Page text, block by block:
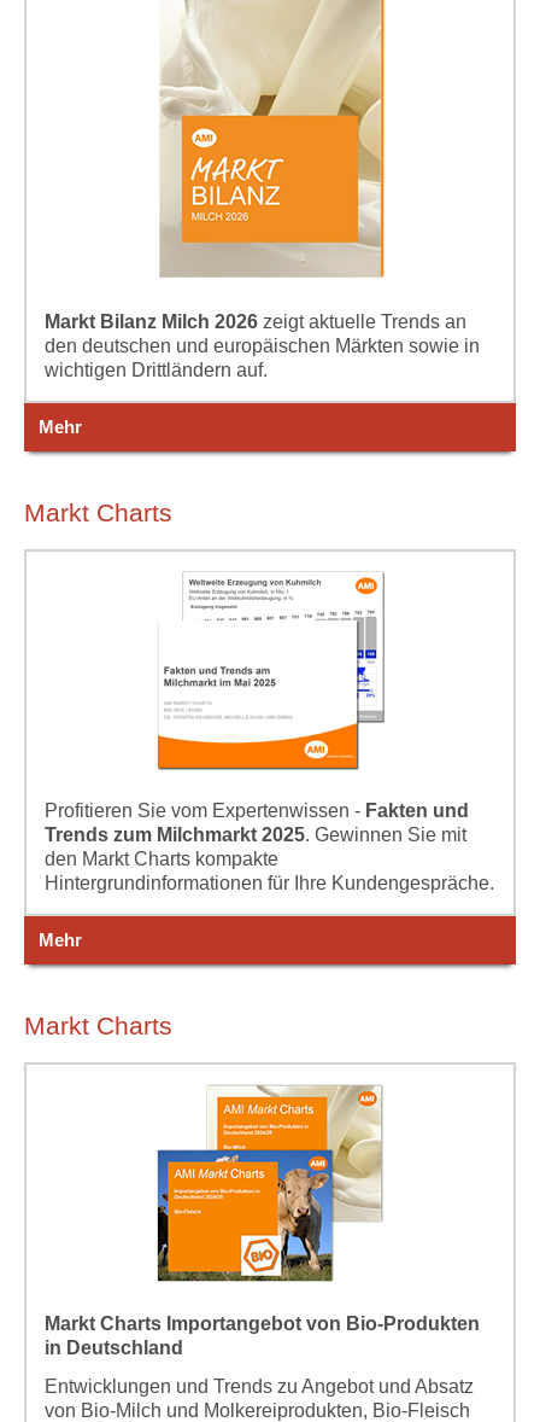
Markt Bilanz Milch 2026 zeigt aktuelle Trends an
den deutschen und europäischen Märkten sowie in
wichtigen Drittländern auf.
Mehr
Markt Charts
Profitieren Sie vom Expertenwissen - Fakten und
Trends zum Milchmarkt 2025. Gewinnen Sie mit
den Markt Charts kompakte
Hintergrundinformationen für Ihre Kundengespräche.
Mehr
Markt Charts
Markt Charts Importangebot von Bio-Produkten
in Deutschland
Entwicklungen und Trends zu Angebot und Absatz
von Bio-Milch und Molkereiprodukten, Bio-Fleisch